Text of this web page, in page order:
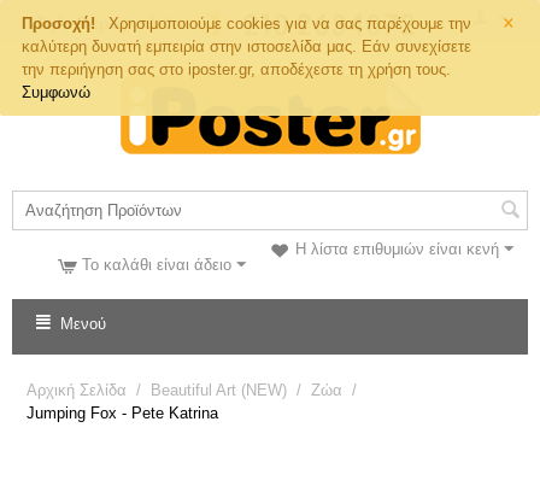
×
Προσοχή!
Χρησιμοποιούμε cookies για να σας παρέχουμε την
καλύτερη δυνατή εμπειρία στην ιστοσελίδα μας. Εάν συνεχίσετε
την περιήγηση σας στο iposter.gr, αποδέχεστε τη χρήση τους.
Συμφωνώ
Τηλ. Παραγγελιών
Η λίστα επιθυμιών είναι κενή
Το καλάθι είναι άδειο
Μενού
Αρχική Σελίδα / Beautiful Art (NEW) / Ζώα /
Jumping Fox - Pete Katrina